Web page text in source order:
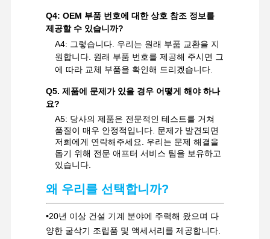
Q4: OEM 부품 번호에 대한 상호 참조 정보를
제공할 수 있습니까?
A4: 그렇습니다. 우리는 원래 부품 교환을 지
원합니다. 원래 부품 번호를 제공해 주시면 그
에 따라 교체 부품을 확인해 드리겠습니다.
Q5. 제품에 문제가 있을 경우 어떻게 해야 하나
요?
A5: 당사의 제품은 전문적인 테스트를 거쳐
품질이 매우 안정적입니다. 문제가 발견되면
저희에게 연락해주세요. 우리는 문제 해결을
돕기 위해 전문 애프터 서비스 팀을 보유하고
있습니다.
왜 우리를 선택합니까?
•20년 이상 건설 기계 분야에 주력해 왔으며 다
양한 굴삭기 조립품 및 액세서리를 제공합니다.